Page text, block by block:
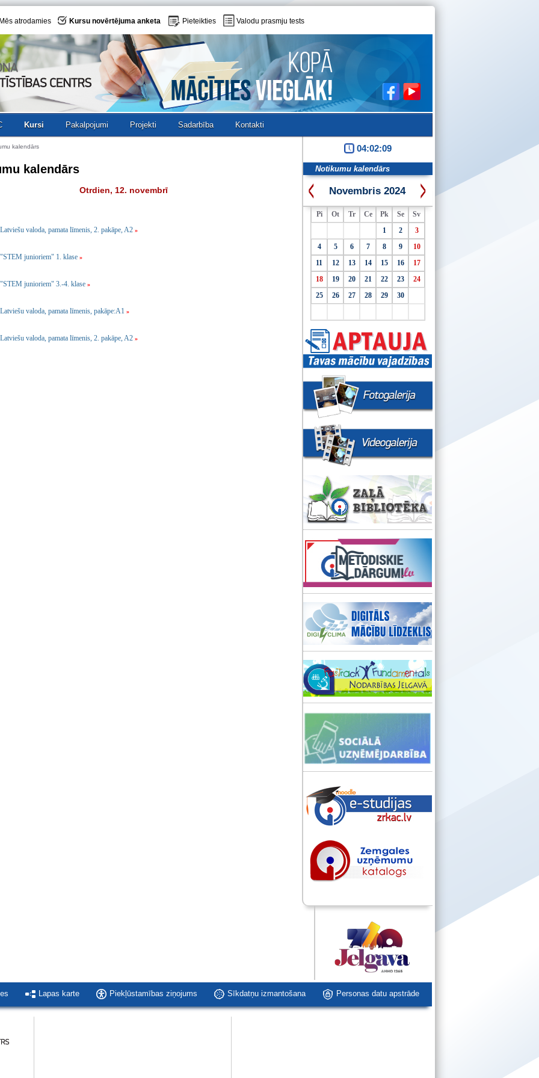
Mēs atrodamies Kursu novērtējuma anketa Pieteikties Valodu prasmju tests
Kursi Pakalpojumi Projekti Sadarbība Kontakti
kalendārs
kalendārs
Otrdien, 12. novembrī
Latviešu valoda, pamata līmenis, 2. pakāpe, A2 »
"STEM junioriem" 1. klase »
"STEM junioriem" 3.-4. klase »
Latviešu valoda, pamata līmenis, pakāpe:A1 »
Latviešu valoda, pamata līmenis, 2. pakāpe, A2 »
04:02:10
Notikumu kalendārs
Novembris 2024
Pi Ot Tr Ce Pk Se
Sv
1
2
3
4
5 6 7 8 9
10
11
12 13 14 15 16
17
18
19 20 21 22 23
24
25
26 27 28 29 30
Lapas karte Piekļūstamības ziņojums Sīkdatņu izmantošana Personas datu apstrāde